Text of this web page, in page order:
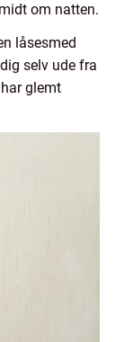
om natten.
låsesmed
selv ude fra
glemt